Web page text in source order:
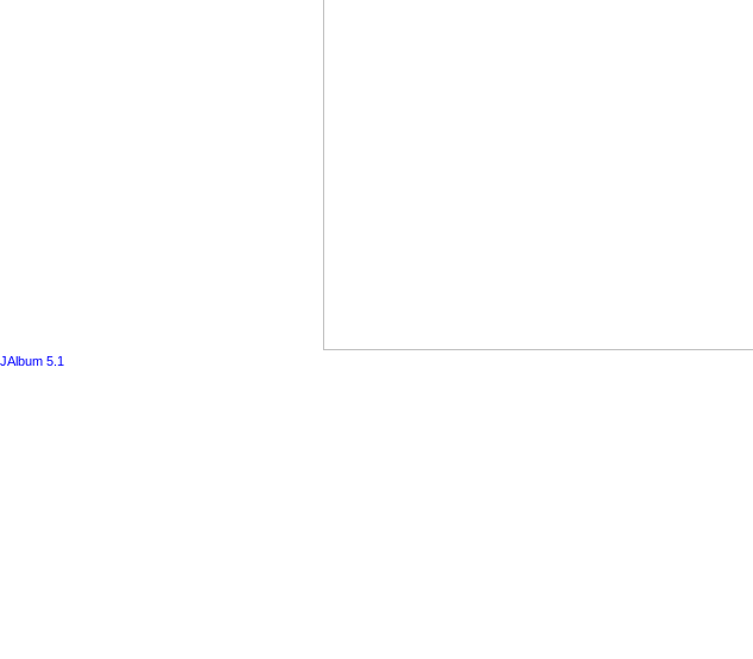
JAlbum 5.1